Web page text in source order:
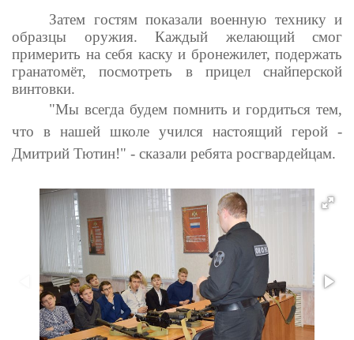
Затем гостям показали военную технику и
образцы оружия. Каждый желающий смог
примерить на себя каску и бронежилет, подержать
гранатомёт, посмотреть в прицел снайперской
винтовки.
"Мы всегда будем помнить и гордиться тем,
что в нашей школе учился настоящий герой -
Дмитрий Тютин!" - сказали ребята росгвардейцам.